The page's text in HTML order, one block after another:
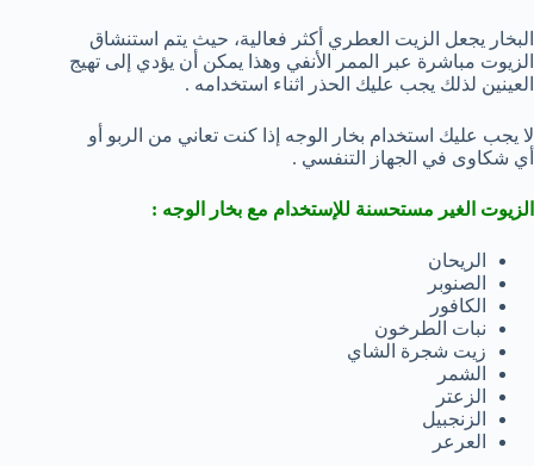
البخار يجعل الزيت العطري أكثر فعالية، حيث يتم استنشاق
الزيوت مباشرة عبر الممر الأنفي وهذا يمكن أن يؤدي إلى تهيج
العينين لذلك يجب عليك الحذر اثناء استخدامه .
لا يجب عليك استخدام بخار الوجه إذا كنت تعاني من الربو أو
أي شكاوى في الجهاز التنفسي .
الزيوت الغير مستحسنة للإستخدام مع بخار الوجه :
الريحان
الصنوبر
الكافور
نبات الطرخون
زيت شجرة الشاي
الشمر
الزعتر
الزنجبيل
العرعر